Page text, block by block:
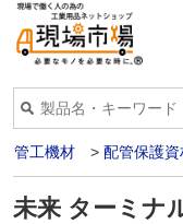
管工機材 > 配管保護資
未来 ターミナ